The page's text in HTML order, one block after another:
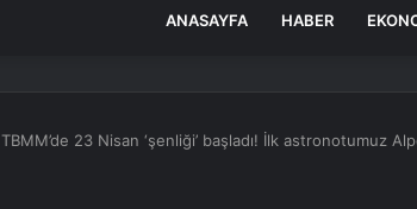
ANASAYFA HABER
TBMM’de 23 Nisan ‘şenliği’ başladı! İlk astronotumuz